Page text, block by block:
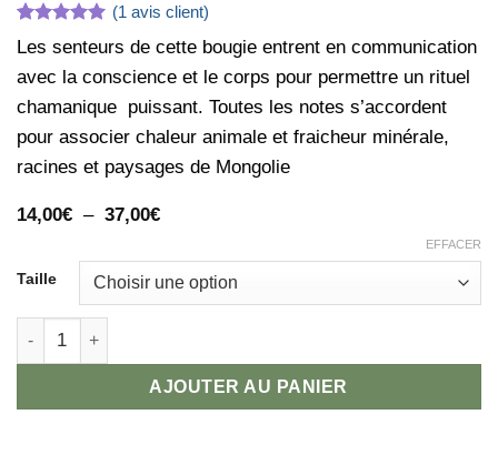
Noté
sur
5 basé sur
1
notation
(1 avis client)
Les senteurs de cette bougie entrent en communication
avec la conscience et le corps pour permettre un rituel
chamanique puissant. Toutes les notes s’accordent
pour associer chaleur animale et fraicheur minérale,
racines et paysages de Mongolie
14,00€ – 37,00€Plage
14,00€
à
37,00€
Taille
EFFACER
quantité de Bougie Rituel Chamane
AJOUTER AU PANIER